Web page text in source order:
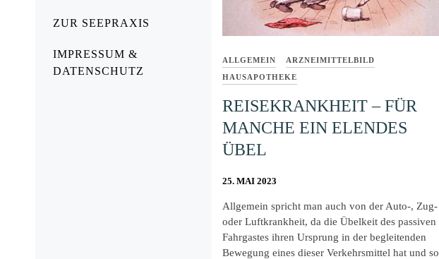
ZUR SEEPRAXIS
IMPRESSUM &
DATENSCHUTZ
ALLGEMEIN
ARZNEIMITTELBILD
HAUSAPOTHEKE
REISEKRANKHEIT – FÜR
MANCHE EIN ELENDES
ÜBEL
25. MAI 2023
Allgemein spricht man auch von der Auto-, Zug-
oder Luftkrankheit, da die Übelkeit des passiven
Fahrgastes ihren Ursprung in der begleitenden
Bewegung eines dieser Verkehrsmittel hat und so